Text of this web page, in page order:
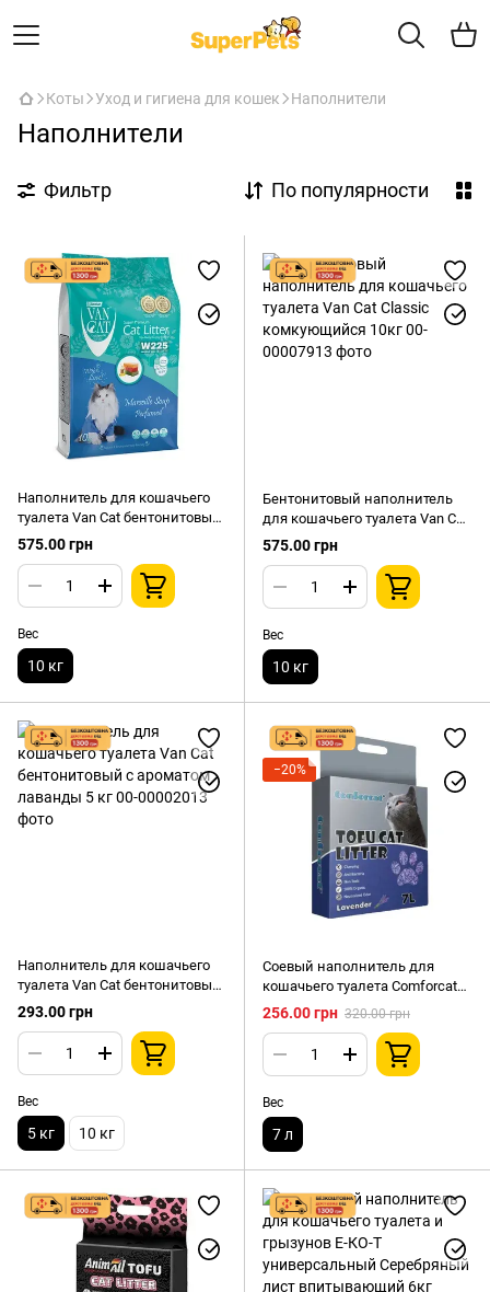
Коты Уход и гигиена для кошек Наполнители
Наполнители
Фильтр По популярности
Наполнитель для кошачьего
туалета Van Cat бентонитовый
с ароматом марсельского
мыла 10 кг
575.00 грн
Вес
10 кг
Бентонитовый наполнитель
для кошачьего туалета Van Cat
Classic комкующийся 10кг
575.00 грн
Вес
10 кг
Наполнитель для кошачьего
туалета Van Cat бентонитовый
с ароматом лаванды 5 кг
293.00 грн
Вес
5 кг 10 кг
−20%
Соевый наполнитель для
кошачьего туалета Comforcat
Тофу с ароматом лаванды
комкующийся 7л (2.5кг)
256.00 грн 320.00 грн
Вес
7 л